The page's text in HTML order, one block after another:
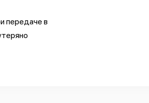
передаче в